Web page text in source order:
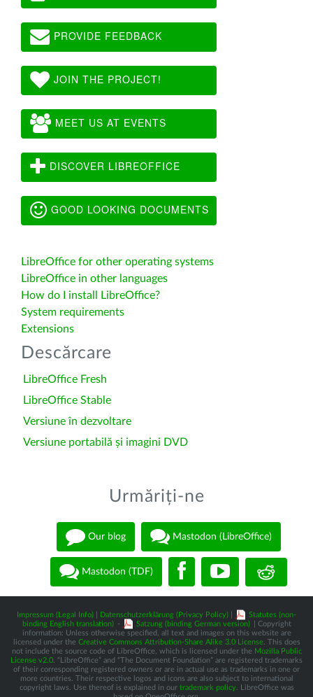
PROVIDE FEEDBACK
JOIN THE PROJECT!
MEET US AT EVENTS
DISCOVER LIBREOFFICE
GOOD LOOKING DOCUMENTS
LibreOffice for other operating systems
LibreOffice in other languages
How do I install LibreOffice?
System requirements
Extensions
Descărcare
LibreOffice Fresh
LibreOffice Stable
Versiune în dezvoltare
Versiune portabilă și imagini DVD
Urmăriți-ne
Our blog Mastodon (LibreOffice)
Mastodon (TDF)
Impressum (Legal Info) Datenschutzerklärung (Privacy Policy)
Statutes (non-
binding English translation) - Satzung (binding German version)
| Copyright
information: Unless otherwise specified, all text and images on this website are
licensed under the Creative Commons Attribution-Share Alike 3.0 License. This does
not include the source code of LibreOffice, which is licensed under the Mozilla Public
License v2.0 . “LibreOffice” and “The Document Foundation” are registered trademarks
of their corresponding registered owners or are in actual use as trademarks in one or
more countries. Their respective logos and icons are also subject to international
copyright laws. Use thereof is explained in our trademark policy. LibreOffice was